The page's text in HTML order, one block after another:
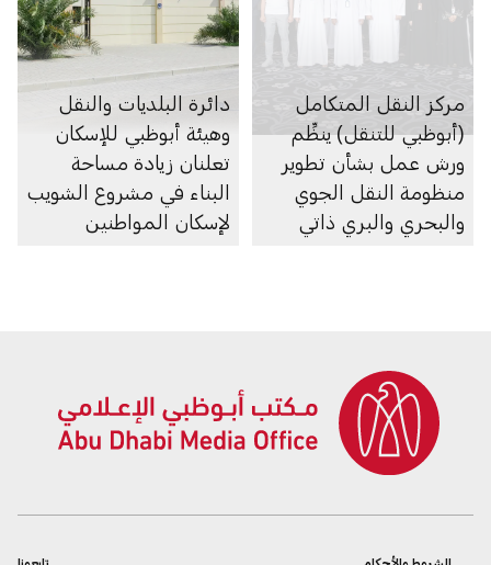
مركز النقل المتكامل
(أبوظبي للتنقل) ينظِّم
ورش عمل بشأن تطوير
منظومة النقل الجوي
والبحري والبري ذاتي
دائرة البلديات والنقل
وهيئة أبوظبي للإسكان
تعلنان زيادة مساحة
البناء في مشروع الشويب
لإسكان المواطنين